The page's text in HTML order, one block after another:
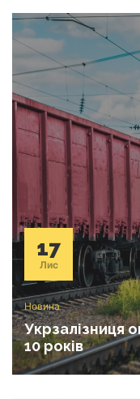
17
Лис
Новина
Укрзалізниця
10 років